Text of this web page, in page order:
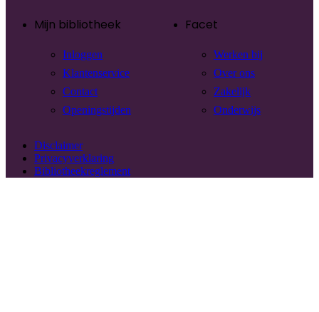
Mijn bibliotheek
Inloggen
Klantenservice
Contact
Openingstijden
Facet
Werken bij
Over ons
Zakelijk
Onderwijs
Disclaimer
Privacyverklaring
Bibliotheekreglement